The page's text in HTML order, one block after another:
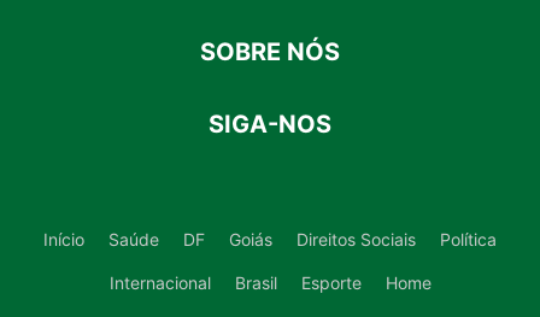
SOBRE NÓS
SIGA-NOS
Início Saúde DF Goiás Direitos Sociais Política
Internacional Brasil Esporte Home